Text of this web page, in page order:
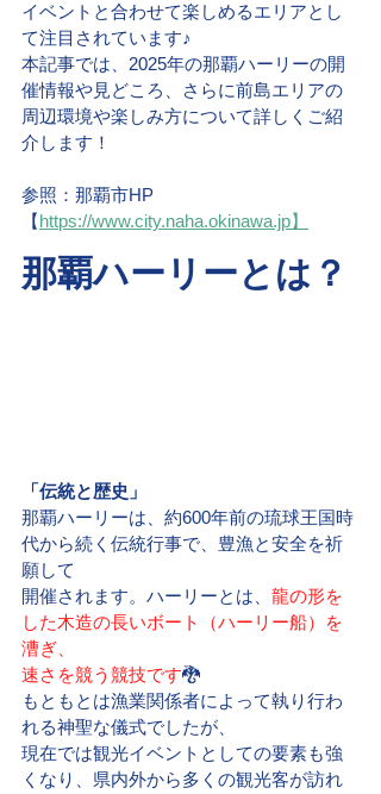
イベントと合わせて楽しめるエリアとし
て注目されています♪
本記事では、2025年の那覇ハーリーの開
催情報や見どころ、さらに前島エリアの
周辺環境や楽しみ方について詳しくご紹
介します！
参照：那覇市HP
【https://www.city.naha.okinawa.jp】
那覇ハーリーとは？
「伝統と歴史」
那覇ハーリーは、約600年前の琉球王国時
代から続く伝統行事で、豊漁と安全を祈
願して
開催されます。ハーリーとは、 龍の形を
した木造の長いボート（ハーリー船）を
漕ぎ、
速さを競う競技です🐉
もともとは漁業関係者によって執り行わ
れる神聖な儀式でしたが、
現在では観光イベントとしての要素も強
くなり、県内外から多くの観光客が訪れ